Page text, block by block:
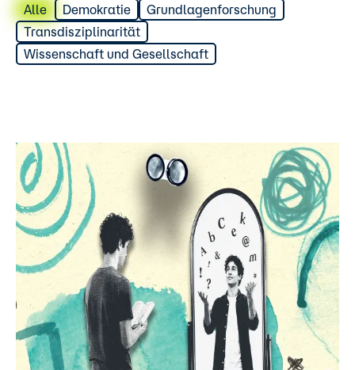
Alle Demokratie
Grundlagenforschung
Transdisziplinarität
Wissenschaft und Gesellschaft